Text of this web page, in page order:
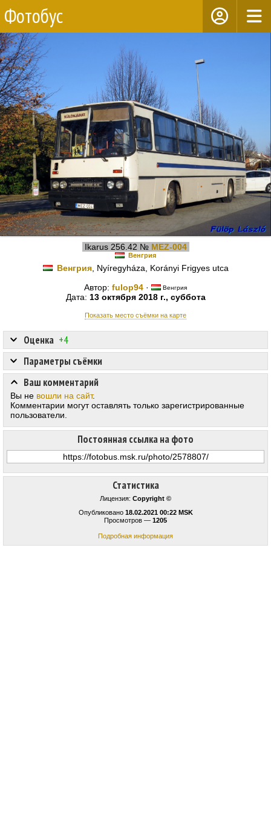
Фотобус
Ikarus 256.42 № MEZ-004
Венгрия
Венгрия, Nyíregyháza, Korányi Frigyes utca
Автор: fulop94 · Венгрия
Дата: 13 октября 2018 г., суббота
Показать место съёмки на карте
Статистика
Лицензия: Copyright ©
Опубликовано 18.02.2021 00:22 MSK
Просмотров — 1205
Подробная информация
Оценка +4
Постоянная ссылка на фото
Параметры съёмки
Ваш комментарий
Вы не вошли на сайт.
Комментарии могут оставлять только зарегистрированные
пользователи.